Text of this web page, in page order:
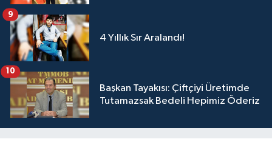
4 Yıllık Sır Aralandı!
9
Başkan Tayakısı: Çiftçiyi Üretimde
Tutamazsak Bedeli Hepimiz Öderiz
10